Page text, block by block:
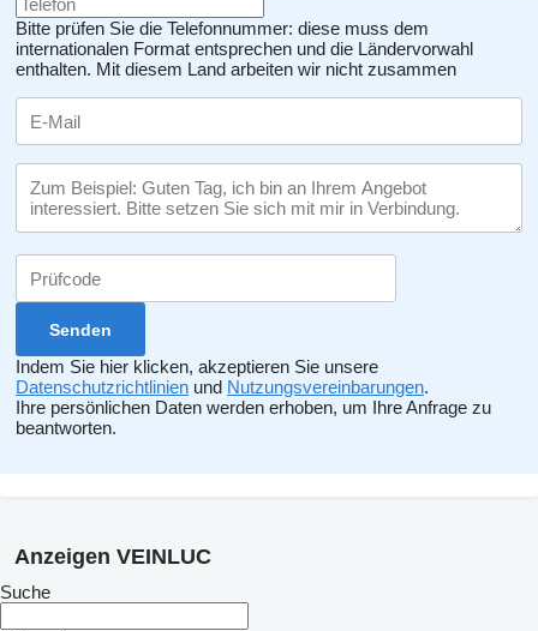
Bitte prüfen Sie die Telefonnummer: diese muss dem
internationalen Format entsprechen und die Ländervorwahl
enthalten. Mit diesem Land arbeiten wir nicht zusammen
Indem Sie hier klicken, akzeptieren Sie unsere
Datenschutzrichtlinien und Nutzungsvereinbarungen.
Ihre persönlichen Daten werden erhoben, um Ihre Anfrage zu
beantworten.
Anzeigen VEINLUC
Suche